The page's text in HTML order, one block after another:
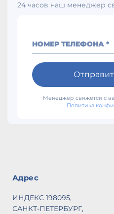
24 часов наш менеджер
НОМЕР ТЕЛЕФОНА *
Менеджер свяжется с
Политика
Адрес
ИНДЕКС 198095,
САНКТ-ПЕТЕРБУРГ,